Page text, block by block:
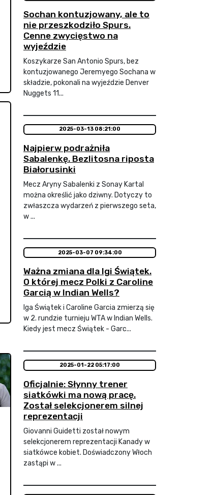
Sochan kontuzjowany, ale to
nie przeszkodziło Spurs.
Cenne zwycięstwo na
wyjeździe
Koszykarze San Antonio Spurs, bez
kontuzjowanego Jeremyego Sochana w
składzie, pokonali na wyjeździe Denver
Nuggets 11...
2025-03-13 08:21:00
Najpierw podrażniła
Sabalenkę. Bezlitosna riposta
Białorusinki
Mecz Aryny Sabalenki z Sonay Kartal
można określić jako dziwny. Dotyczy to
zwłaszcza wydarzeń z pierwszego seta,
w ...
2025-03-07 09:34:00
Ważna zmiana dla Igi Świątek.
O której mecz Polki z Caroline
Garcią w Indian Wells?
Iga Świątek i Caroline Garcia zmierzą się
w 2. rundzie turnieju WTA w Indian Wells.
Kiedy jest mecz Świątek - Garc...
2025-01-22 05:17:00
Oficjalnie: Słynny trener
siatkówki ma nową pracę.
Został selekcjonerem silnej
reprezentacji
Giovanni Guidetti został nowym
selekcjonerem reprezentacji Kanady w
siatkówce kobiet. Doświadczony Włoch
zastąpi w ...